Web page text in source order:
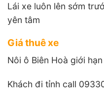
Lái xe luôn lên sớm
yên tâm
Giá thuê xe
Nôi ô Biên Hoà giới
Khách đi tỉnh call